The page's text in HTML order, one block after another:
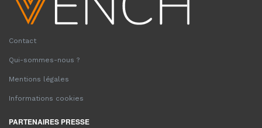
Contact
Qui-sommes-nous ?
Mentions légales
Informations cookies
PARTENAIRES PRESSE